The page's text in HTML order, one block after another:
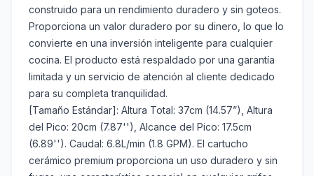
construido para un rendimiento duradero y sin goteos.
Proporciona un valor duradero por su dinero, lo que lo
convierte en una inversión inteligente para cualquier
cocina. El producto está respaldado por una garantía
limitada y un servicio de atención al cliente dedicado
para su completa tranquilidad.
[Tamaño Estándar]:​ Altura Total: 37cm (14.57”), Altura
del Pico: 20cm (7.87''), Alcance del Pico: 17.5cm
(6.89''). Caudal: 6.8L/min (1.8 GPM). El cartucho
cerámico premium proporciona un uso duradero y sin